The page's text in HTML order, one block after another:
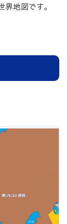
地図です。